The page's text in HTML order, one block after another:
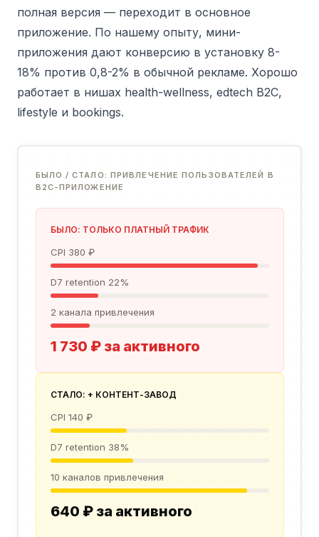
полная версия — переходит в основное
приложение. По нашему опыту, мини-
приложения дают конверсию в установку 8-
18% против 0,8-2% в обычной рекламе. Хорошо
работает в нишах health-wellness, edtech B2C,
lifestyle и bookings.
БЫЛО / СТАЛО: ПРИВЛЕЧЕНИЕ ПОЛЬЗОВАТЕЛЕЙ В
B2C-ПРИЛОЖЕНИЕ
БЫЛО: ТОЛЬКО ПЛАТНЫЙ ТРАФИК
CPI 380 ₽
D7 retention 22%
2 канала привлечения
1 730 ₽ за активного
СТАЛО: + КОНТЕНТ-ЗАВОД
CPI 140 ₽
D7 retention 38%
10 каналов привлечения
640 ₽ за активного